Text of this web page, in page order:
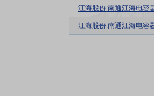
江海股份:南通江海电容
江海股份:南通江海电容